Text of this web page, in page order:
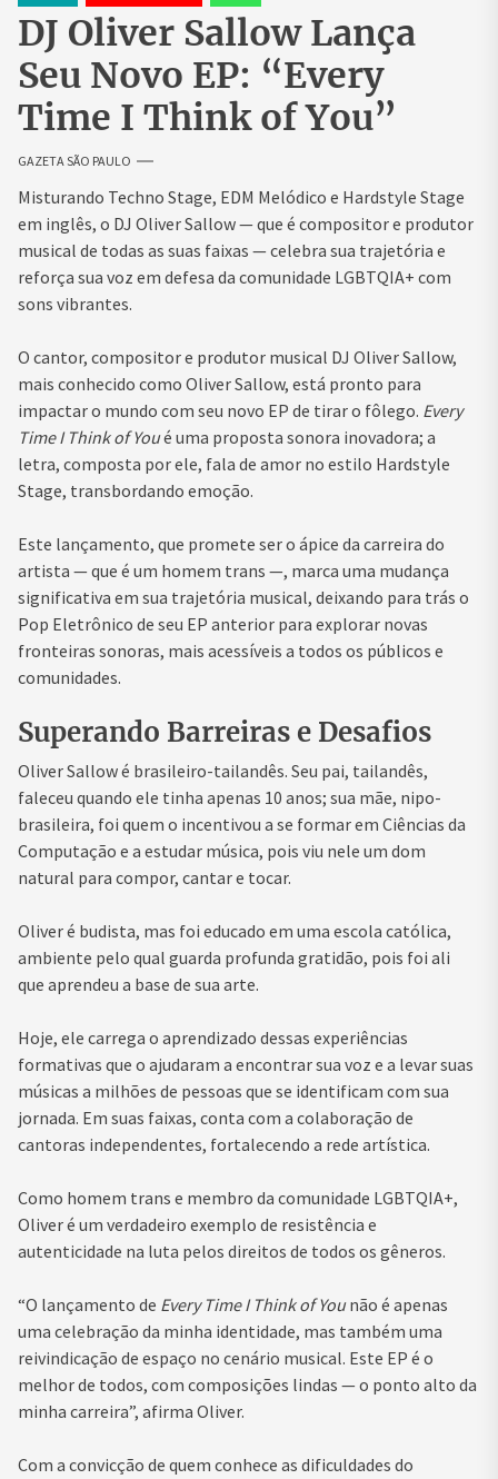
DJ Oliver Sallow Lança
Seu Novo EP: “Every
Time I Think of You”
GAZETA SÃO PAULO
Misturando Techno Stage, EDM Melódico e Hardstyle Stage
em inglês, o DJ Oliver Sallow— que é compositor e produtor
musical de todas as suas faixas — celebra sua trajetória e
reforça sua voz em defesa da comunidade LGBTQIA+ com
sons vibrantes.
O cantor, compositor e produtor musical DJ Oliver Sallow,
mais conhecido como Oliver Sallow, está pronto para
impactar o mundo com seu novo EP de tirar o fôlego. Every
Time I Think of Youé uma proposta sonora inovadora; a
letra, composta por ele, fala de amor no estilo Hardstyle
Stage, transbordando emoção.
Este lançamento, que promete ser o ápice da carreira do
artista — que é um homem trans —, marca uma mudança
significativa em sua trajetória musical, deixando para trás o
Pop Eletrônico de seu EP anterior para explorar novas
fronteiras sonoras, mais acessíveis a todos os públicos e
comunidades.
Superando Barreiras e Desafios
Oliver Sallow é brasileiro-tailandês. Seu pai, tailandês,
faleceu quando ele tinha apenas 10 anos; sua mãe, nipo-
brasileira, foi quem o incentivou a se formar em Ciências da
Computação e a estudar música, pois viu nele um dom
natural para compor, cantar e tocar.
Oliver é budista, mas foi educado em uma escola católica,
ambiente pelo qual guarda profunda gratidão, pois foi ali
que aprendeu a base de sua arte.
Hoje, ele carrega o aprendizado dessas experiências
formativas que o ajudaram a encontrar sua voz e a levar suas
músicas a milhões de pessoas que se identificam com sua
jornada. Em suas faixas, conta com a colaboração de
cantoras independentes, fortalecendo a rede artística.
Como homem trans e membro da comunidade LGBTQIA+,
Oliver é um verdadeiro exemplo de resistência e
autenticidade na luta pelos direitos de todos os gêneros.
“O lançamento de Every Time I Think of Younão é apenas
uma celebração da minha identidade, mas também uma
reivindicação de espaço no cenário musical. Este EP é o
melhor de todos, com composições lindas — o ponto alto da
minha carreira”, afirma Oliver.
Com a convicção de quem conhece as dificuldades do